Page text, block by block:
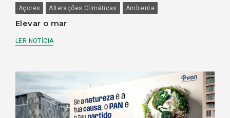
Açores Alterações Climáticas Ambiente
Elevar o mar
LER NOTÍCIA